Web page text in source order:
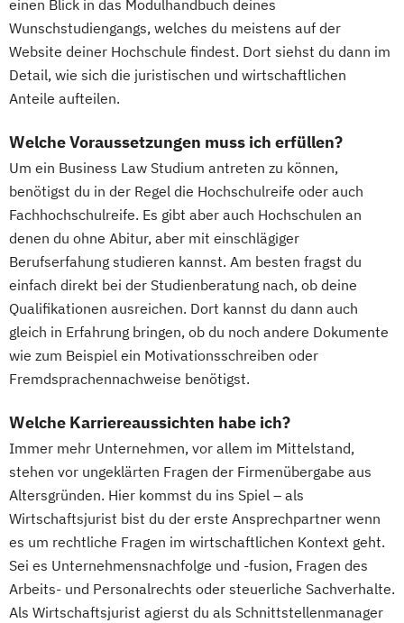
einen Blick in das Modulhandbuch deines
Wunschstudiengangs, welches du meistens auf der
Website deiner Hochschule findest. Dort siehst du dann im
Detail, wie sich die juristischen und wirtschaftlichen
Anteile aufteilen.
Welche Voraussetzungen muss ich erfüllen?
Um ein Business Law Studium antreten zu können,
benötigst du in der Regel die Hochschulreife oder auch
Fachhochschulreife. Es gibt aber auch Hochschulen an
denen du ohne Abitur, aber mit einschlägiger
Berufserfahung studieren kannst. Am besten fragst du
einfach direkt bei der Studienberatung nach, ob deine
Qualifikationen ausreichen. Dort kannst du dann auch
gleich in Erfahrung bringen, ob du noch andere Dokumente
wie zum Beispiel ein Motivationsschreiben oder
Fremdsprachennachweise benötigst.
Welche Karriereaussichten habe ich?
Immer mehr Unternehmen, vor allem im Mittelstand,
stehen vor ungeklärten Fragen der Firmenübergabe aus
Altersgründen. Hier kommst du ins Spiel – als
Wirtschaftsjurist bist du der erste Ansprechpartner wenn
es um rechtliche Fragen im wirtschaftlichen Kontext geht.
Sei es Unternehmensnachfolge und -fusion, Fragen des
Arbeits- und Personalrechts oder steuerliche Sachverhalte.
Als Wirtschaftsjurist agierst du als Schnittstellenmanager